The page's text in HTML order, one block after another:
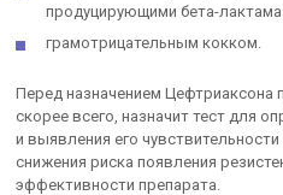
продуцирующими бета-
грамотрицательным кокком.
Перед назначением Цефтриаксона
скорее всего, назначит тест для
и выявления его
снижения риска появления
эффективности препарата.